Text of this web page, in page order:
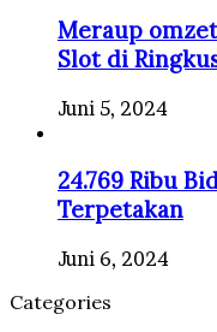
Meraup
Slot di
Juni 5, 2024
24.769 Ribu
Terpetakan
Juni 6, 2024
Categories